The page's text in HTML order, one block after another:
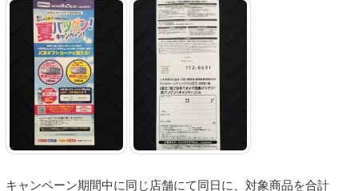
キャンペーン期間中に同じ店舗にて同日に、対象商品を合計